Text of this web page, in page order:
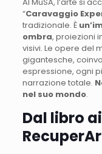
Al MuSA, l’arte si
“Caravaggio
tradizionale. È
ombra, proiezioni
visivi. Le opere del
gigantesche,
espressione, ogni
narrazione totale.
nel suo mondo.
Dal libro